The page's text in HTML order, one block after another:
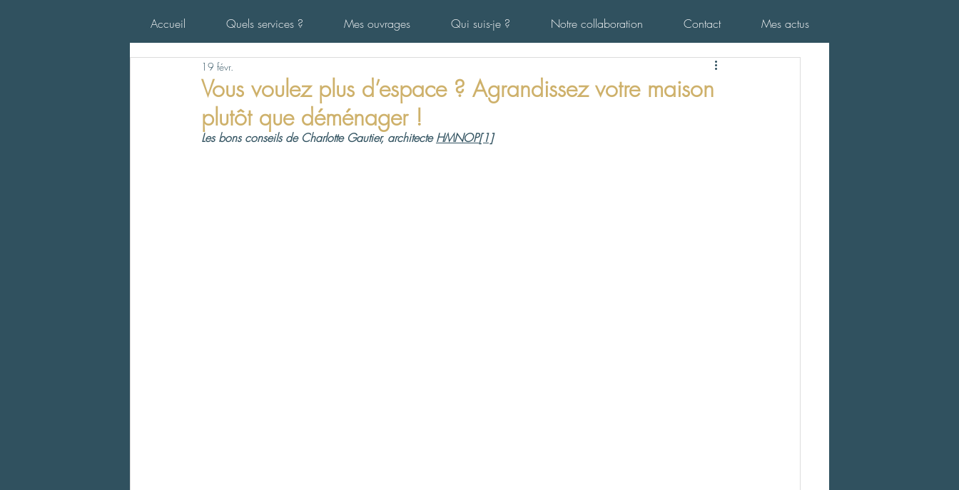
Accueil Quels services ? Mes ouvrages Qui suis-je ? Notre collaboration Contact Mes actus
Vous voulez plus d’espace ? Agrandissez votre maison
plutôt que déménager !
19 févr.
Les bons conseils de Charlotte Gautier, architecte HMNOP[1]